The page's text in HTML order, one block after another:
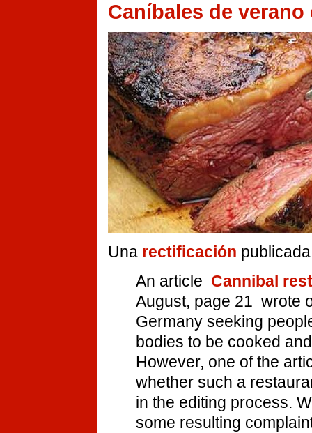
Caníbales de verano
Una rectificación
An article  Cannibal
August, page 21 
Germany seeking
bodies to be cooked
However, one of the
whether such a
in the editing process.
some resulting